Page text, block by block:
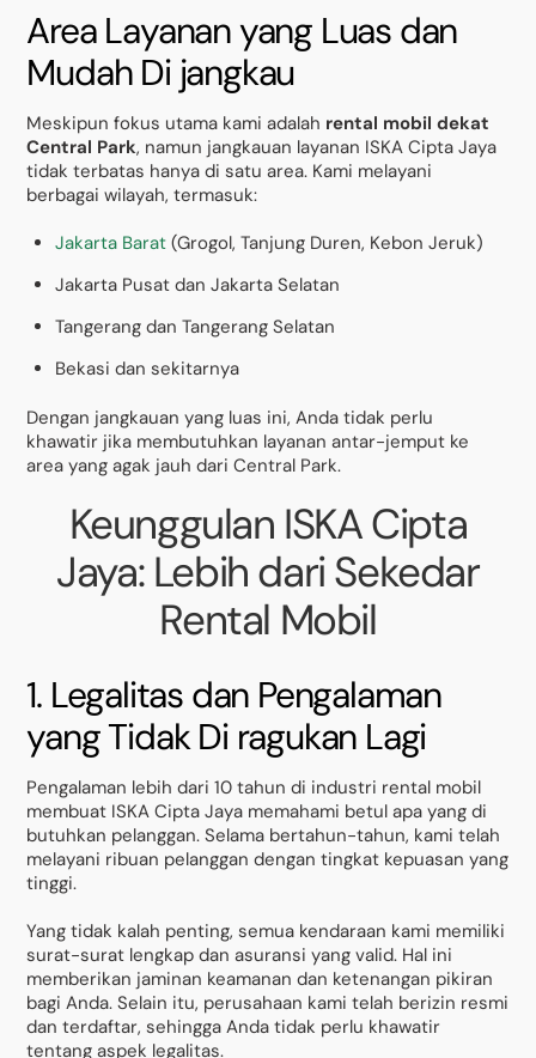
Area Layanan yang Luas dan
Mudah Di jangkau
Meskipun fokus utama kami adalah rental mobil dekat
Central Park, namun jangkauan layanan ISKA Cipta Jaya
tidak terbatas hanya di satu area. Kami melayani
berbagai wilayah, termasuk:
Jakarta Barat (Grogol, Tanjung Duren, Kebon Jeruk)
Jakarta Pusat dan Jakarta Selatan
Tangerang dan Tangerang Selatan
Bekasi dan sekitarnya
Dengan jangkauan yang luas ini, Anda tidak perlu
khawatir jika membutuhkan layanan antar-jemput ke
area yang agak jauh dari Central Park.
Keunggulan ISKA Cipta
Jaya: Lebih dari Sekedar
Rental Mobil
1. Legalitas dan Pengalaman
yang Tidak Di ragukan Lagi
Pengalaman lebih dari 10 tahun di industri rental mobil
membuat ISKA Cipta Jaya memahami betul apa yang di
butuhkan pelanggan. Selama bertahun-tahun, kami telah
melayani ribuan pelanggan dengan tingkat kepuasan yang
tinggi.
Yang tidak kalah penting, semua kendaraan kami memiliki
surat-surat lengkap dan asuransi yang valid. Hal ini
memberikan jaminan keamanan dan ketenangan pikiran
bagi Anda. Selain itu, perusahaan kami telah berizin resmi
dan terdaftar, sehingga Anda tidak perlu khawatir
tentang aspek legalitas.